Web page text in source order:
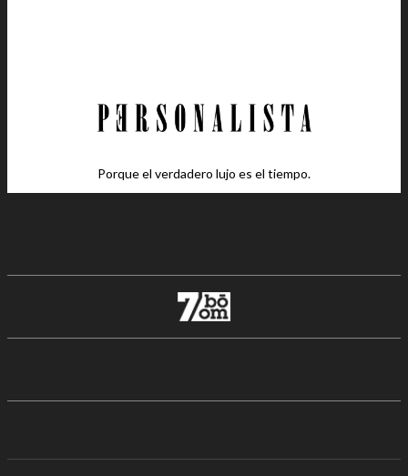
Porque el verdadero lujo es el tiempo.